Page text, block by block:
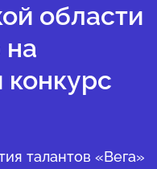
области
на
талантов «Вега»